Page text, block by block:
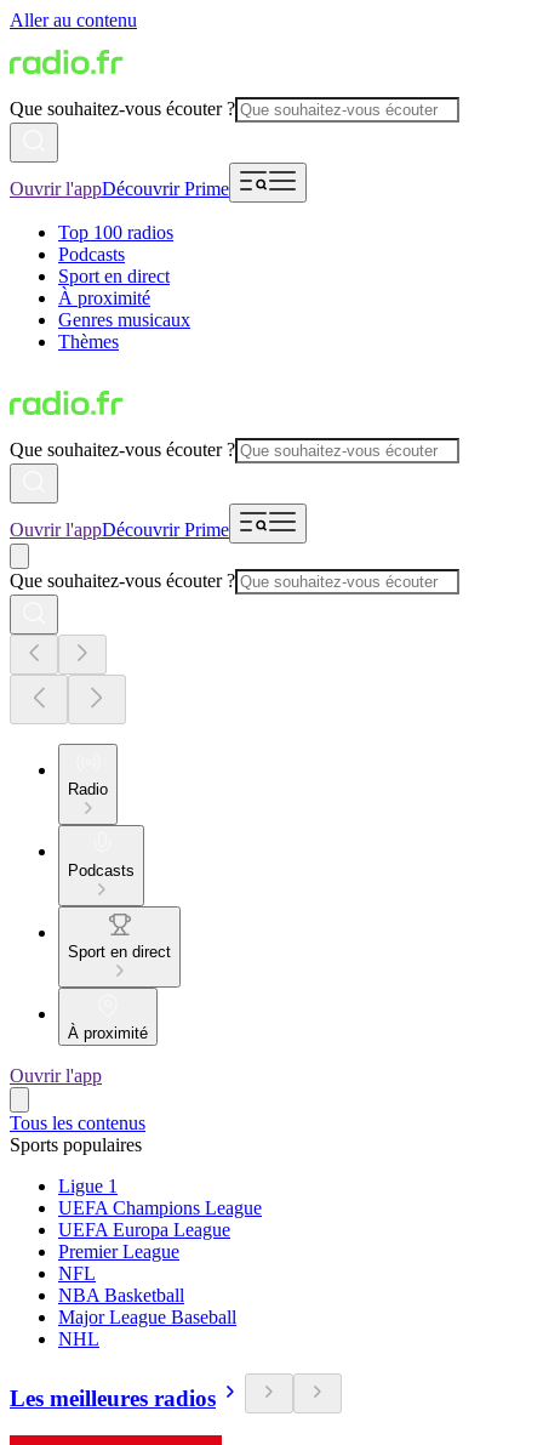
Aller au contenu
Que souhaitez-vous écouter ?
Ouvrir l'appDécouvrir Prime
Top 100 radios
Podcasts
Sport en direct
À proximité
Genres musicaux
Thèmes
Que souhaitez-vous écouter ?
Ouvrir l'appDécouvrir Prime
Que souhaitez-vous écouter ?
Radio
Podcasts
Sport en direct
À proximité
Ouvrir l'app
Tous les contenus
Sports populaires
Ligue 1
UEFA Champions League
UEFA Europa League
Premier League
NFL
NBA Basketball
Major League Baseball
NHL
Les meilleures radios